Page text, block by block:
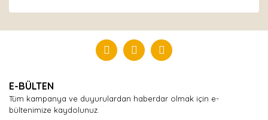
Yorum Yaz
E-BÜLTEN
Tüm kampanya ve duyurulardan haberdar olmak için e-
bültenimize kaydolunuz.